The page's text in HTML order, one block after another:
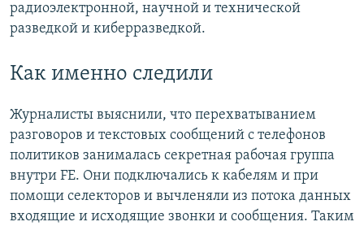
радиоэлектронной, научной и технической
разведкой и киберразведкой.
Как именно следили
Журналисты выяснили, что перехватыванием
разговоров и текстовых сообщений с телефонов
политиков занималась секретная рабочая группа
внутри FE. Они подключались к кабелям и при
помощи селекторов и вычленяли из потока данных
входящие и исходящие звонки и сообщения. Таким